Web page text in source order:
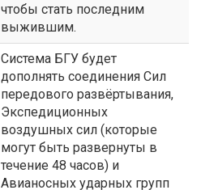
чтобы стать последним
выжившим.
Система БГУ будет
дополнять соединения Сил
передового развёртывания,
Экспедиционных
воздушных сил (которые
могут быть развернуты в
течение 48 часов) и
Авианосных ударных групп